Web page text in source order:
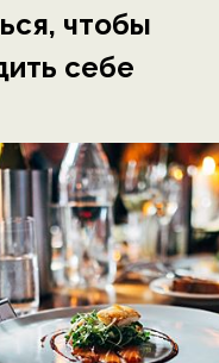
чтобы
себе